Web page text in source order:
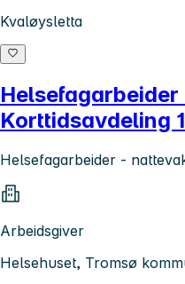
Kvaløysletta
Korttidsavdeling 1
Helsefagarbeider -
Arbeidsgiver
Helsehuset, Tromsø